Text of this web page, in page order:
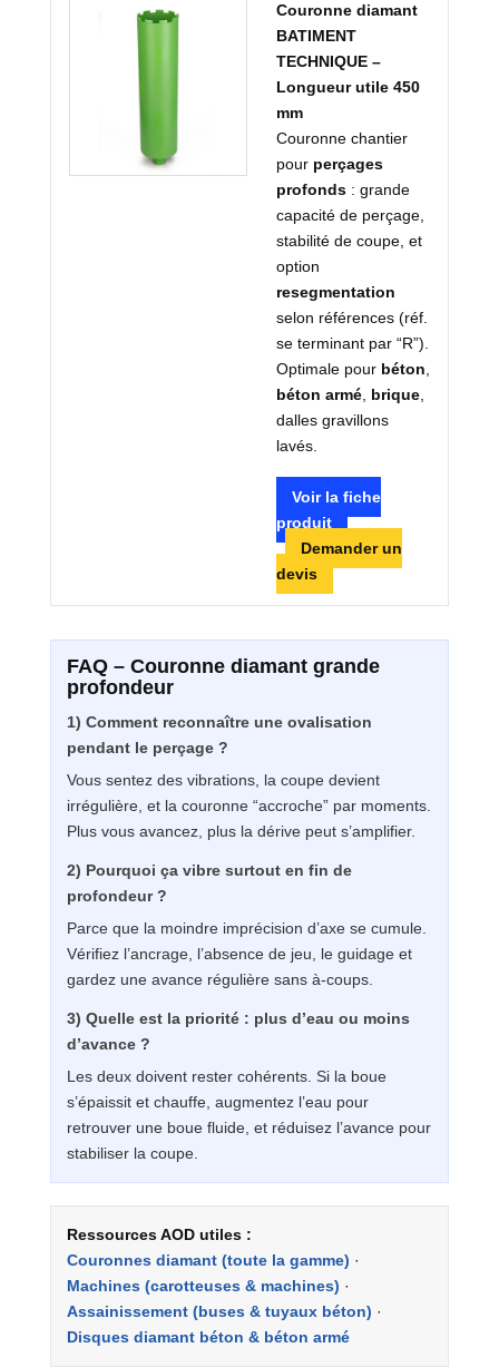
Couronne diamant
BATIMENT
TECHNIQUE –
Longueur utile 450
mm
Couronne chantier
pour perçages
profonds : grande
capacité de perçage,
stabilité de coupe, et
option
resegmentation
selon références (réf.
se terminant par “R”).
Optimale pour béton,
béton armé, brique,
dalles gravillons
lavés.
Voir la fiche
produit
Demander un
devis
FAQ – Couronne diamant grande
profondeur
1) Comment reconnaître une ovalisation
pendant le perçage ?
Vous sentez des vibrations, la coupe devient
irrégulière, et la couronne “accroche” par moments.
Plus vous avancez, plus la dérive peut s’amplifier.
2) Pourquoi ça vibre surtout en fin de
profondeur ?
Parce que la moindre imprécision d’axe se cumule.
Vérifiez l’ancrage, l’absence de jeu, le guidage et
gardez une avance régulière sans à-coups.
3) Quelle est la priorité : plus d’eau ou moins
d’avance ?
Les deux doivent rester cohérents. Si la boue
s’épaissit et chauffe, augmentez l’eau pour
retrouver une boue fluide, et réduisez l’avance pour
stabiliser la coupe.
Ressources AOD utiles :
Couronnes diamant (toute la gamme) ·
Machines (carotteuses & machines) ·
Assainissement (buses & tuyaux béton) ·
Disques diamant béton & béton armé